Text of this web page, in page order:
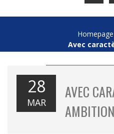
Homepage
Avec
28
MAR
AVEC